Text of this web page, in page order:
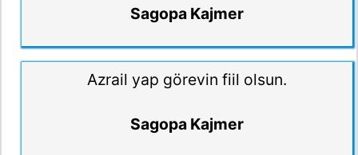
Sagopa Kajmer
Azrail yap görevin fiil olsun.
Sagopa Kajmer